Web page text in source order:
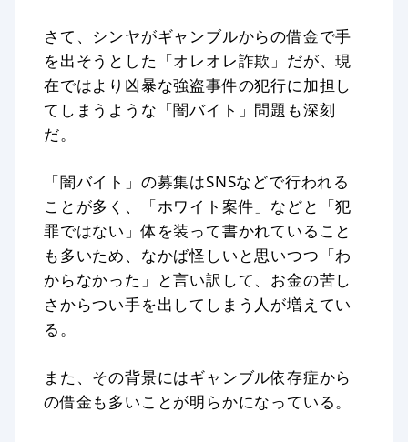
さて、シンヤがギャンブルからの借金で手
を出そうとした「オレオレ詐欺」だが、現
在ではより凶暴な強盗事件の犯行に加担し
てしまうような「闇バイト」問題も深刻
だ。
「闇バイト」の募集はSNSなどで行われる
ことが多く、「ホワイト案件」などと「犯
罪ではない」体を装って書かれていること
も多いため、なかば怪しいと思いつつ「わ
からなかった」と言い訳して、お金の苦し
さからつい手を出してしまう人が増えてい
る。
また、その背景にはギャンブル依存症から
の借金も多いことが明らかになっている。